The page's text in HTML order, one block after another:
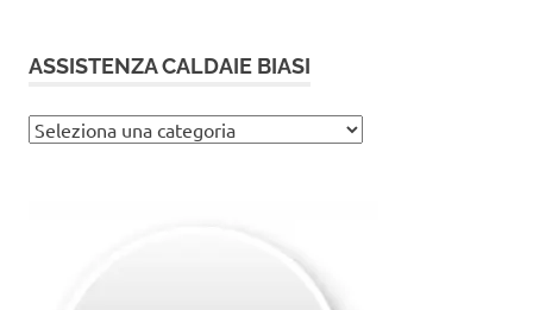
ASSISTENZA CALDAIE BIASI
Assistenza